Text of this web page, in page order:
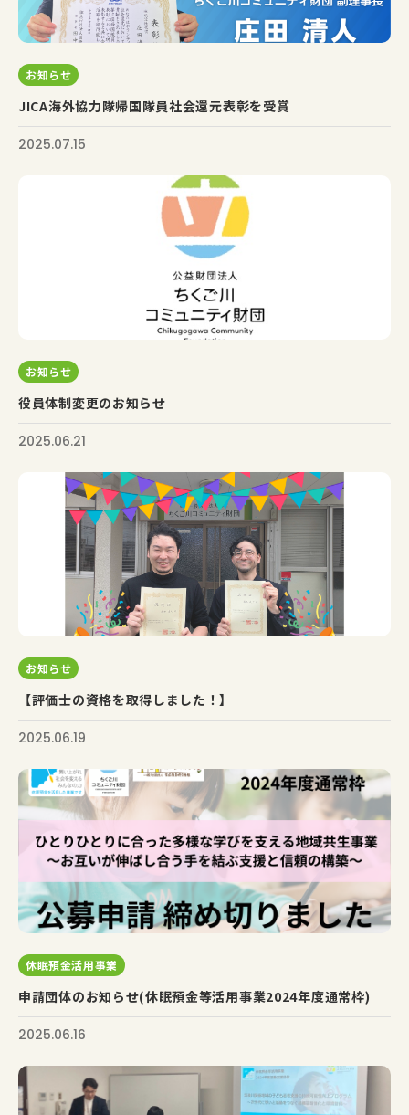
お知らせ
JICA海外協力隊帰国隊員社会還元表彰を受賞
2025.07.15
お知らせ
役員体制変更のお知らせ
2025.06.21
お知らせ
【評価士の資格を取得しました！】
2025.06.19
休眠預金活用事業
申請団体のお知らせ(休眠預金等活用事業2024年度通常枠)
2025.06.16